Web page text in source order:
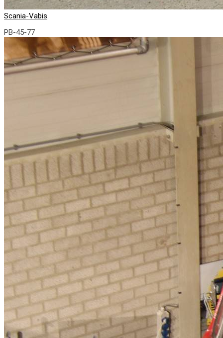
Scania-Vabis.
PB-45-77